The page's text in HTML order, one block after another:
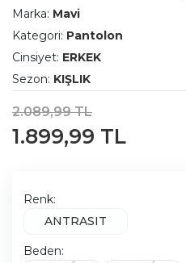
Marka: Mavi
Kategori: Pantolon
Cinsiyet: ERKEK
Sezon: KIŞLIK
2.089,99 TL
1.899,99 TL
Renk:
ANTRASIT
Beden: